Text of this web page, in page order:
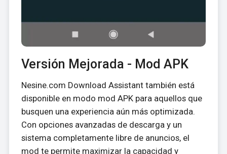
Versión Mejorada - Mod APK
Nesine.com Download Assistant también está
disponible en modo mod APK para aquellos que
busquen una experiencia aún más optimizada.
Con opciones avanzadas de descarga y un
sistema completamente libre de anuncios, el
mod te permite maximizar la capacidad y